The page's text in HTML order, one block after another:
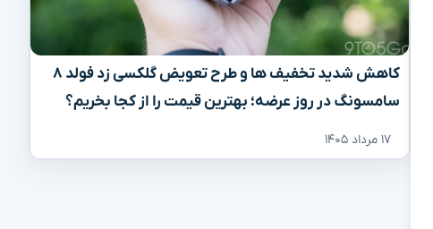
کاهش شدید تخفیف‌ ها و طرح تعویض گلکسی زد فولد ۸
سامسونگ در روز عرضه؛ بهترین قیمت را از کجا بخریم؟
۱۷ مرداد ۱۴۰۵